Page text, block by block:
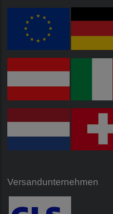
Versandunternehmen